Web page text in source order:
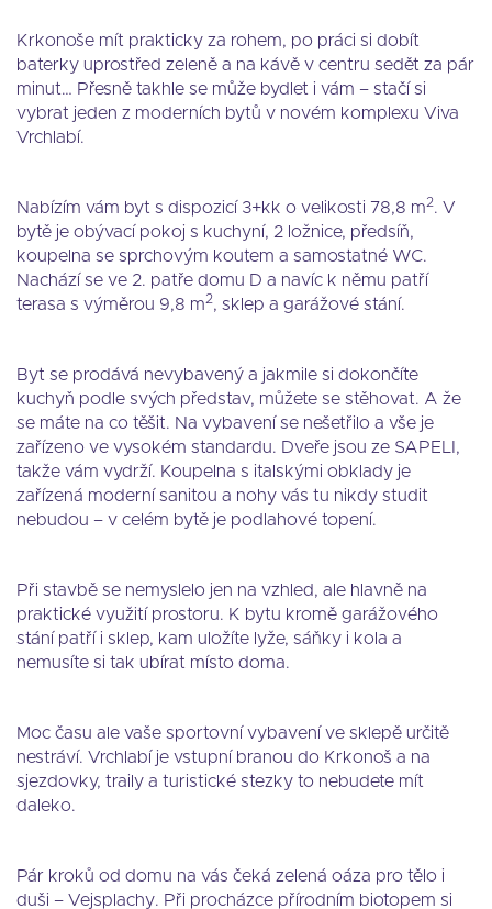
Krkonoše mít prakticky za rohem, po práci si dobít
baterky uprostřed zeleně a na kávě v centru sedět za pár
minut… Přesně takhle se může bydlet i vám – stačí si
vybrat jeden z moderních bytů v novém komplexu Viva
Vrchlabí.
Nabízím vám byt s dispozicí 3+kk o velikosti 78,8 m2. V
bytě je obývací pokoj s kuchyní, 2 ložnice, předsíň,
koupelna se sprchovým koutem a samostatné WC.
Nachází se ve 2. patře domu D a navíc k němu patří
terasa s výměrou 9,8 m2, sklep a garážové stání.
Byt se prodává nevybavený a jakmile si dokončíte
kuchyň podle svých představ, můžete se stěhovat. A že
se máte na co těšit. Na vybavení se nešetřilo a vše je
zařízeno ve vysokém standardu. Dveře jsou ze SAPELI,
takže vám vydrží. Koupelna s italskými obklady je
zařízená moderní sanitou a nohy vás tu nikdy studit
nebudou – v celém bytě je podlahové topení.
Při stavbě se nemyslelo jen na vzhled, ale hlavně na
praktické využití prostoru. K bytu kromě garážového
stání patří i sklep, kam uložíte lyže, sáňky i kola a
nemusíte si tak ubírat místo doma.
Moc času ale vaše sportovní vybavení ve sklepě určitě
nestráví. Vrchlabí je vstupní branou do Krkonoš a na
sjezdovky, traily a turistické stezky to nebudete mít
daleko.
Pár kroků od domu na vás čeká zelená oáza pro tělo i
duši – Vejsplachy. Při procházce přírodním biotopem si